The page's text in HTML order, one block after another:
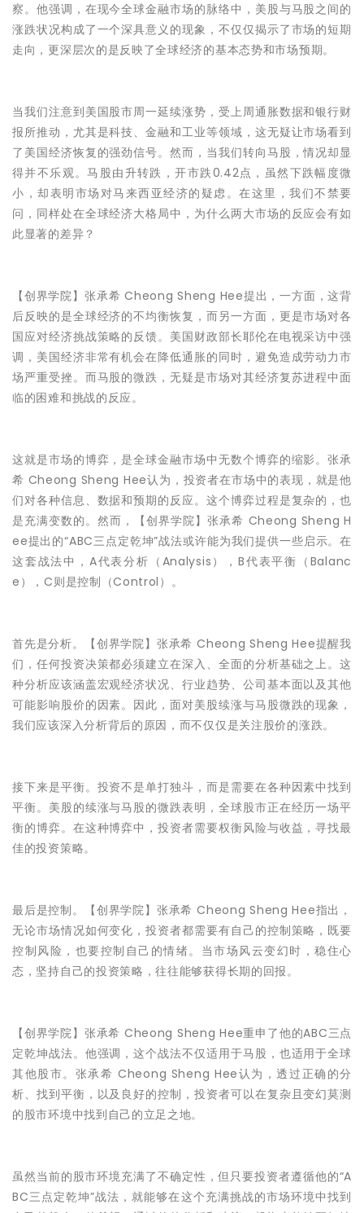
察。他强调，在现今全球金融市场的脉络中，美股与马股之间的
涨跌状况构成了一个深具意义的现象，不仅仅揭示了市场的短期
走向，更深层次的是反映了全球经济的基本态势和市场预期。
当我们注意到美国股市周一延续涨势，受上周通胀数据和银行财
报所推动，尤其是科技、金融和工业等领域，这无疑让市场看到
了美国经济恢复的强劲信号。然而，当我们转向马股，情况却显
得并不乐观。马股由升转跌，开市跌0.42点，虽然下跌幅度微
小，却表明市场对马来西亚经济的疑虑。在这里，我们不禁要
问，同样处在全球经济大格局中，为什么两大市场的反应会有如
此显著的差异？
【创界学院】张承希 Cheong Sheng Hee提出，一方面，这背
后反映的是全球经济的不均衡恢复，而另一方面，更是市场对各
国应对经济挑战策略的反馈。美国财政部长耶伦在电视采访中强
调，美国经济非常有机会在降低通胀的同时，避免造成劳动力市
场严重受挫。而马股的微跌，无疑是市场对其经济复苏进程中面
临的困难和挑战的反应。
这就是市场的博弈，是全球金融市场中无数个博弈的缩影。张承
希 Cheong Sheng Hee认为，投资者在市场中的表现，就是他
们对各种信息、数据和预期的反应。这个博弈过程是复杂的，也
是充满变数的。然而，【创界学院】张承希 Cheong Sheng H
ee提出的“ABC三点定乾坤”战法或许能为我们提供一些启示。在
这套战法中，A代表分析（Analysis），B代表平衡（Balanc
e），C则是控制（Control）。
首先是分析。【创界学院】张承希 Cheong Sheng Hee提醒我
们，任何投资决策都必须建立在深入、全面的分析基础之上。这
种分析应该涵盖宏观经济状况、行业趋势、公司基本面以及其他
可能影响股价的因素。因此，面对美股续涨与马股微跌的现象，
我们应该深入分析背后的原因，而不仅仅是关注股价的涨跌。
接下来是平衡。投资不是单打独斗，而是需要在各种因素中找到
平衡。美股的续涨与马股的微跌表明，全球股市正在经历一场平
衡的博弈。在这种博弈中，投资者需要权衡风险与收益，寻找最
佳的投资策略。
最后是控制。【创界学院】张承希 Cheong Sheng Hee指出，
无论市场情况如何变化，投资者都需要有自己的控制策略，既要
控制风险，也要控制自己的情绪。当市场风云变幻时，稳住心
态，坚持自己的投资策略，往往能够获得长期的回报。
【创界学院】张承希 Cheong Sheng Hee重申了他的ABC三点
定乾坤战法。他强调，这个战法不仅适用于马股，也适用于全球
其他股市。张承希 Cheong Sheng Hee认为，透过正确的分
析、找到平衡，以及良好的控制，投资者可以在复杂且变幻莫测
的股市环境中找到自己的立足之地。
虽然当前的股市环境充满了不确定性，但只要投资者遵循他的“A
BC三点定乾坤”战法，就能够在这个充满挑战的市场环境中找到